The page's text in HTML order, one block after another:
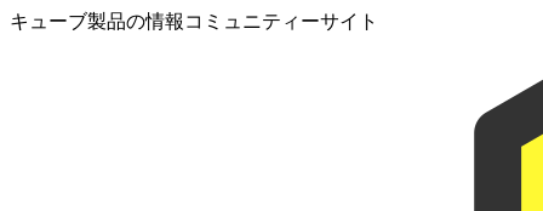
キューブ製品の情報コミュニティーサイト